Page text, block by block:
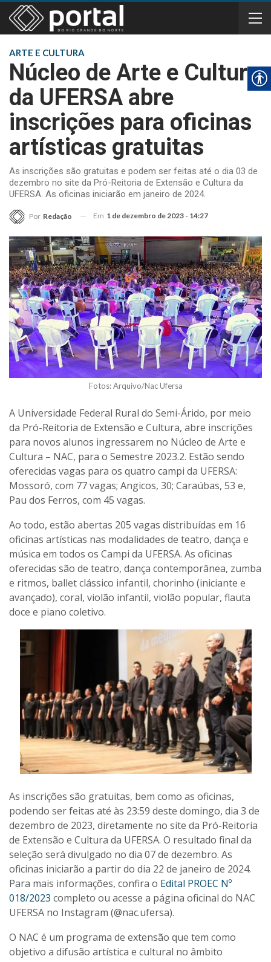
ARTE E CULTURA
Núcleo de Arte e Cultura
da UFERSA abre
inscrições para oficinas
artísticas gratuitas
As inscrições são gratuitas e podem ser feitas até o dia 03 de
dezembro no site da Pró-Reitoria de Extensão e Cultura da
UFERSA. As oficinas iniciarão em janeiro de 2024.
Por Redação Em 1 de dezembro de 2023 - 14:27
Fotos: Arquivo/Nac Ufersa
A Universidade Federal Rural do Semi-Árido, por meio
da Pró-Reitoria de Extensão e Cultura, abre inscrições
para novos alunos ingressarem no Núcleo de Arte e
Cultura – NAC, para o Semestre 2023.2. Estão sendo
oferecidas vagas para os quatro campi da UFERSA:
Mossoró, com 77 vagas; Angicos, 30; Caraúbas, 53 e,
Pau dos Ferros, com 45 vagas.
Ao todo, estão abertas 205 vagas distribuídas em 16
oficinas artísticas nas modalidades de teatro, dança e
música em todos os Campi da UFERSA. As oficinas
oferecidas são de teatro, dança contemporânea, zumba
e ritmos, ballet clássico infantil, chorinho (iniciante e
avançado), coral, violão infantil, violão popular, flauta
doce e piano coletivo.
As inscrições são gratuitas, bem como as oficinas,
podendo ser feitas até às 23:59 deste domingo, dia 3 de
dezembro de 2023, diretamente no site da Pró-Reitoria
de Extensão e Cultura da UFERSA. O resultado final da
seleção será divulgado no dia 07 de dezembro. As
oficinas iniciarão a partir do dia 22 de janeiro de 2024.
Para mais informações, confira o Edital PROEC Nº
018/2023 completo ou acesse a página oficinal do NAC
UFERSA no Instagram (@nac.ufersa).
O NAC é um programa de extensão que tem como
objetivo a difusão artística e cultural no âmbito